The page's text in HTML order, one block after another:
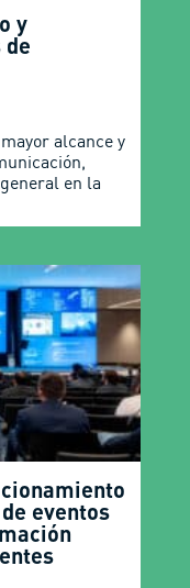
y
de
alcance y
en la
eventos